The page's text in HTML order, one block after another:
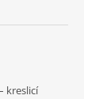
kreslicí